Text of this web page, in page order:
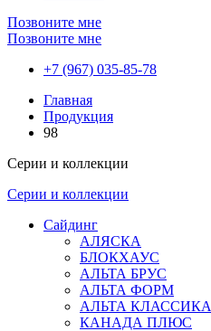
Позвоните мне
Позвоните мне
+7 (967) 035-85-78
Главная
Продукция
98
Серии и коллекции
Серии и коллекции
Сайдинг
АЛЯСКА
БЛОКХАУС
АЛЬТА БРУС
АЛЬТА ФОРМ
АЛЬТА КЛАССИКА
КАНАДА ПЛЮС